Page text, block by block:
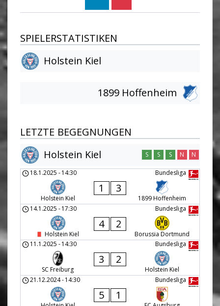
SPIELERSTATISTIKEN
Holstein Kiel
1899 Hoffenheim
LETZTE BEGEGNUNGEN
Holstein Kiel
S S S N N
Bundesliga
18.1.2025 -14:30
Holstein Kiel
1 3
1899 Hoffenheim
Bundesliga
14.1.2025 -17:30
Holstein Kiel
4 2
Borussia Dortmund
Bundesliga
11.1.2025 -14:30
SC Freiburg
3 2
Holstein Kiel
Bundesliga
21.12.2024-14:30
5 1